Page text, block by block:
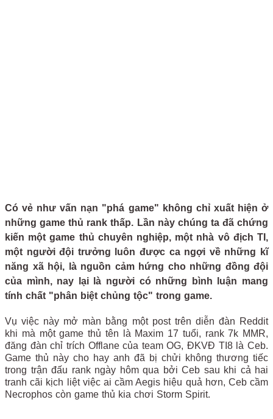
Có vẻ như vấn nạn "phá game" không chỉ xuất hiện ở
những game thủ rank thấp. Lần này chúng ta đã chứng
kiến một game thủ chuyên nghiệp, một nhà vô địch TI,
một người đội trưởng luôn được ca ngợi về những kĩ
năng xã hội, là nguồn cảm hứng cho những đồng đội
của mình, nay lại là người có những bình luận mang
tính chất "phân biệt chủng tộc" trong game.
Vụ việc này mở màn bằng một post trên diễn đàn Reddit
khi mà một game thủ tên là Maxim 17 tuổi, rank 7k MMR,
đăng đàn chỉ trích Offlane của team OG, ĐKVĐ TI8 là Ceb.
Game thủ này cho hay anh đã bị chửi không thương tiếc
trong trận đấu rank ngày hôm qua bởi Ceb sau khi cả hai
tranh cãi kịch liệt việc ai cầm Aegis hiệu quả hơn, Ceb cầm
Necrophos còn game thủ kia chơi Storm Spirit.